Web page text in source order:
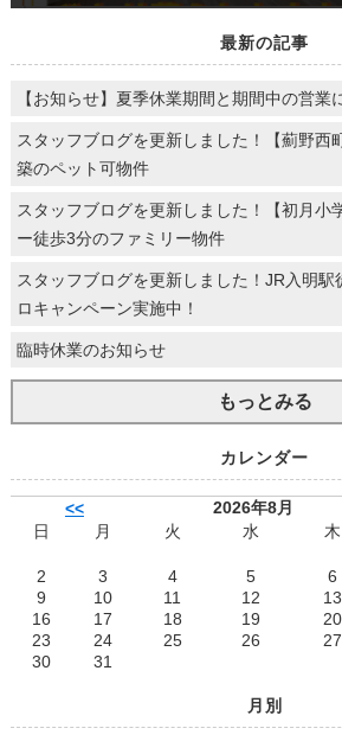
最新の記事
【お知らせ】夏季休業期間と期間中の営業
スタッフブログを更新しました！【薊野西
築のペット可物件
スタッフブログを更新しました！【初月小
ー徒歩3分のファミリー物件
スタッフブログを更新しました！JR入明駅
ロキャンペーン実施中！
臨時休業のお知らせ
もっとみる
カレンダー
<<
2026年8月
日
月 火 水 木
2
3 4 5 6
9
10 11 12 13
16
17 18 19 20
23
24 25 26 27
30
31
月別